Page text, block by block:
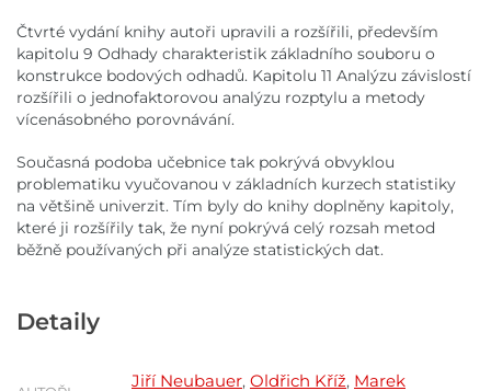
Čtvrté vydání knihy autoři upravili a rozšířili, především
kapitolu 9 Odhady charakteristik základního souboru o
konstrukce bodových odhadů. Kapitolu 11 Analýzu závislostí
rozšířili o jednofaktorovou analýzu rozptylu a metody
vícenásobného porovnávání.
Současná podoba učebnice tak pokrývá obvyklou
problematiku vyučovanou v základních kurzech statistiky
na většině univerzit. Tím byly do knihy doplněny kapitoly,
které ji rozšířily tak, že nyní pokrývá celý rozsah metod
běžně používaných při analýze statistických dat.
Detaily
Jiří Neubauer, Oldřich Kříž, Marek